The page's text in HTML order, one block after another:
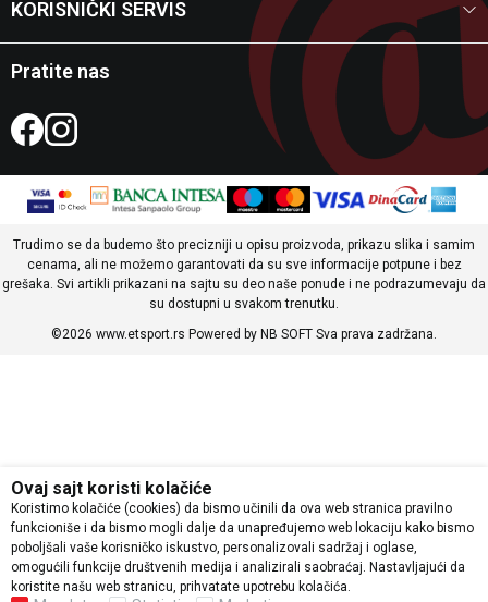
KORISNIČKI SERVIS
Pratite nas
Trudimo se da budemo što precizniji u opisu proizvoda, prikazu slika i samim
cenama, ali ne možemo garantovati da su sve informacije potpune i bez
grešaka. Svi artikli prikazani na sajtu su deo naše ponude i ne podrazumevaju da
su dostupni u svakom trenutku.
©2026 www.etsport.rs Powered by NB SOFT Sva prava zadržana.
Ovaj sajt koristi kolačiće
Koristimo kolačiće (cookies) da bismo učinili da ova web stranica pravilno
funkcioniše i da bismo mogli dalje da unapređujemo web lokaciju kako bismo
poboljšali vaše korisničko iskustvo, personalizovali sadržaj i oglase,
omogućili funkcije društvenih medija i analizirali saobraćaj. Nastavljajući da
koristite našu web stranicu, prihvatate upotrebu kolačića.